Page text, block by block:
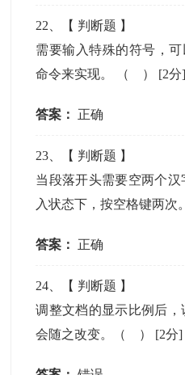
22 、【 判断题 】
需要输入特殊的符号，
命令来实现。 （ ） [2分]
答案： 正确
23 、【 判断题 】
当段落开头需要空两个
入状态下，按空格键两
答案： 正确
24 、【 判断题 】
调整文档的显示比例后
会随之改变。（ ） [2分]